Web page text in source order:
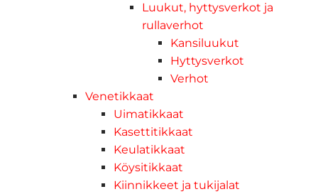
Luukut, hyttysverkot ja
rullaverhot
Kansiluukut
Hyttysverkot
Verhot
Venetikkaat
Uimatikkaat
Kasettitikkaat
Keulatikkaat
Köysitikkaat
Kiinnikkeet ja tukijalat